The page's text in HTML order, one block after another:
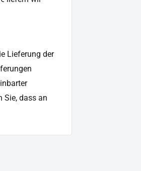
Lieferung der
Sie, dass an